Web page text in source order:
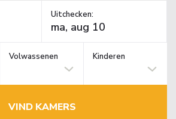
Uitchecken:
Volwassenen Kinderen
VIND KAMERS